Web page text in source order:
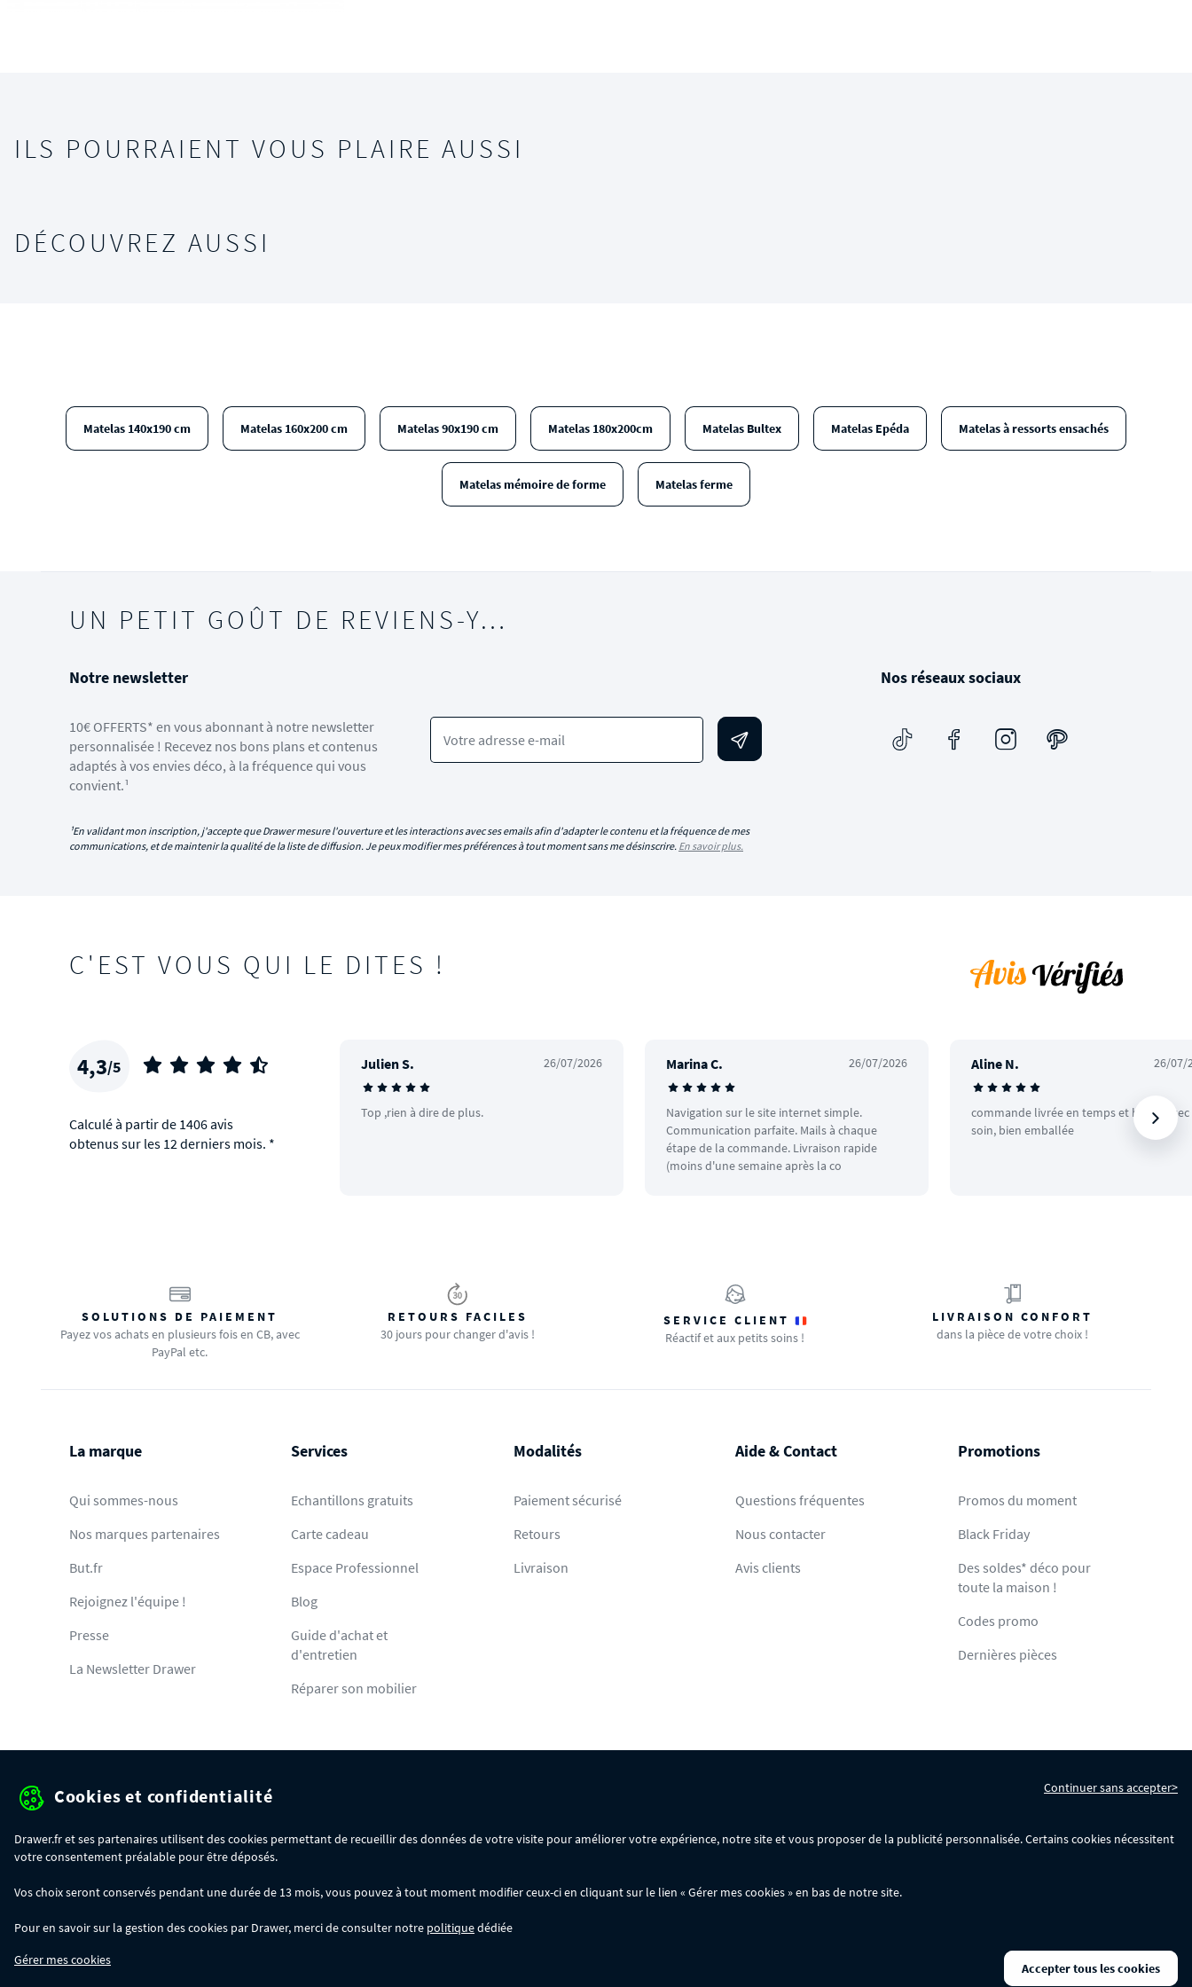
ILS POURRAIENT VOUS PLAIRE AUSSI
DÉCOUVREZ AUSSI
Matelas 140x190 cm Matelas 160x200 cm Matelas 90x190 cm Matelas 180x200cm Matelas Bultex Matelas Epéda Matelas à ressorts ensachés
Matelas mémoire de forme Matelas ferme
UN PETIT GOÛT DE REVIENS-Y…
Notre newsletter
10€ OFFERTS* en vous abonnant à notre newsletter
personnalisée ! Recevez nos bons plans et contenus
adaptés à vos envies déco, à la fréquence qui vous
convient.¹
Votre adresse e-mail
¹En validant mon inscription, j'accepte que Drawer mesure l'ouverture et les interactions avec ses emails afin d'adapter le contenu et la fréquence de mes
communications, et de maintenir la qualité de la liste de diffusion. Je peux modifier mes préférences à tout moment sans me désinscrire. En savoir plus.
Nos réseaux sociaux
C'EST VOUS QUI LE DITES !
4,3/5
Calculé à partir de 1406 avis
obtenus sur les 12 derniers mois. *
Julien S. 26/07/2026
Top ,rien à dire de plus.
Marina C. 26/07/2026
Navigation sur le site internet simple.
Communication parfaite. Mails à chaque
étape de la commande. Livraison rapide
(moins d'une semaine après la co
Aline N. 26/07/
commande livrée en temps et heure avec
soin, bien emballée
SOLUTIONS DE PAIEMENT
Payez vos achats en plusieurs fois en CB, avec
PayPal etc.
RETOURS FACILES
30 jours pour changer d'avis !
SERVICE CLIENT
Réactif et aux petits soins !
LIVRAISON CONFORT
dans la pièce de votre choix !
La marque
Qui sommes-nous
Nos marques partenaires
But.fr
Rejoignez l'équipe !
Presse
La Newsletter Drawer
Services
Echantillons gratuits
Carte cadeau
Espace Professionnel
Blog
Guide d'achat et
d'entretien
Réparer son mobilier
Modalités
Paiement sécurisé
Retours
Livraison
Aide & Contact
Questions fréquentes
Nous contacter
Avis clients
Promotions
Promos du moment
Black Friday
Des soldes* déco pour
toute la maison !
Codes promo
Dernières pièces
Protection des données personnelles
- 30€ sur votre commande dès 300€ d'achat, avec le code BIKINI30
- 100€ sur votre commande dès 1200€ d'achat, avec le code BIKINI100
du code adéquat.
Cookies et confidentialité Continuer sans accepter>
Drawer.fr et ses partenaires utilisent des cookies permettant de recueillir des données de votre visite pour améliorer votre expérience, notre site et vous proposer de la publicité personnalisée. Certains cookies nécessitent
votre consentement préalable pour être déposés.
Vos choix seront conservés pendant une durée de 13 mois, vous pouvez à tout moment modifier ceux-ci en cliquant sur le lien « Gérer mes cookies » en bas de notre site.
Pour en savoir sur la gestion des cookies par Drawer, merci de consulter notre politiquedédiée
Gérer mes cookies
Accepter tous les cookies